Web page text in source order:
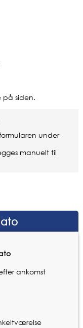
på siden.
under
manuelt til
ankomst